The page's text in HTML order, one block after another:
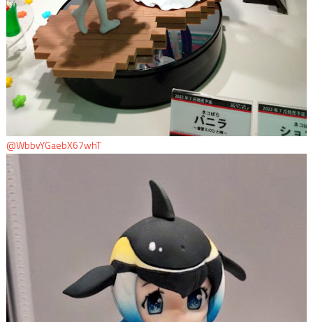
@WbbvYGaebX67whT